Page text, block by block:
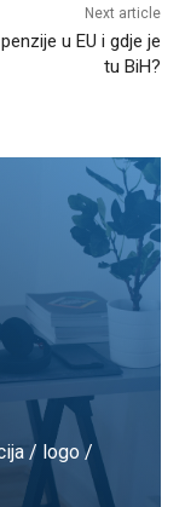
Next article
u EU i gdje je
tu BiH?
/ logo /